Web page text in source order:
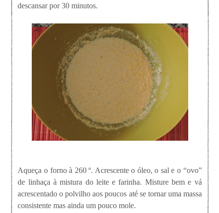
descansar por 30 minutos.
Aqueça o forno à 260 º. Acrescente o óleo, o sal e o “ovo”
de linhaça à mistura do leite e farinha. Misture bem e vá
acrescentado o polvilho aos poucos até se tornar uma massa
consistente mas ainda um pouco mole.